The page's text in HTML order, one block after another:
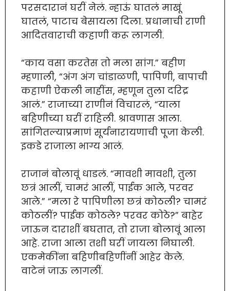
परसदारानं घरीं नेलं. न्हाऊं घातलं माखूं
घातलं, पाटाच बेसायला दिला. प्रधानाची राणी
आदितवाराची कहाणी करू लागली.
“काय वसा करतेस तो मला सांग.” बहीण
म्हणाली, “अंग अंग चांडाळणी, पापिणी, बापाची
कहाणी ऐकली नाहींस, म्हणून तुला दरिद्र
आलं.” राजाच्या राणीनं विचारलं, “याला
बहिणीच्या घरीं राहिली. श्रावणास आला.
सांगितल्याप्रमाणं सूर्यनारायणाची पूजा केली.
इकडे राजाला भाग्य आलं.
राजानं बोलावूं धाडलं. “मावशी मावशी, तुला
छत्रं आलीं, चामरं आलीं, पाईक आले, परवर
आले.” “मला रे पापिणीला छत्रं कोठली? चामरं
कोठलीं? पाईक कोठले? परवर कोठे?” बाहेर
जाऊन दाराशीं बघतात, तो राजा बोलावूं आला
आहे. राजा आला तशी घरीं जायला निघाली.
एकमेकींना बहिणीबहिणींनीं आहेर केले.
वाटेनं जाऊ लागलीं.